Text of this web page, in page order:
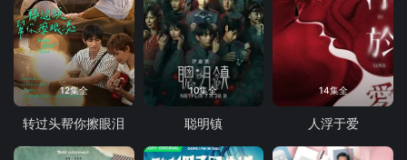
12集全
转过头帮你擦眼泪
10集全
聪明镇
14集全
人浮于爱